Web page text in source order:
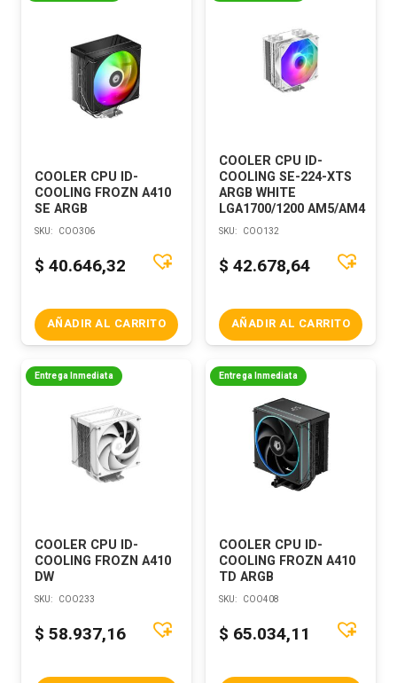
COOLER CPU ID-
COOLING FROZN A410
SE ARGB
SKU: COO306
$ 40.646,32
AÑADIR AL CARRITO
COOLER CPU ID-
COOLING SE-224-XTS
ARGB WHITE
LGA1700/1200 AM5/AM4
SKU: COO132
$ 42.678,64
AÑADIR AL CARRITO
Entrega Inmediata
COOLER CPU ID-
COOLING FROZN A410
DW
SKU: COO233
$ 58.937,16
Entrega Inmediata
COOLER CPU ID-
COOLING FROZN A410
TD ARGB
SKU: COO408
$ 65.034,11